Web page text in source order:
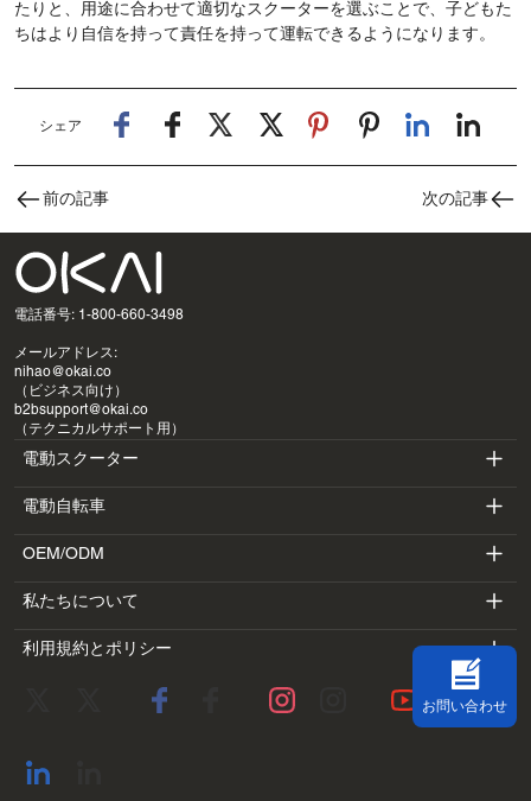
たりと、用途に合わせて適切なスクーターを選ぶことで、子どもた
ちはより自信を持って責任を持って運転できるようになります。
シェア
前の記事 次の記事
電話番号: 1-800-660-3498
メールアドレス:
nihao@okai.co
（ビジネス向け）
b2bsupport@okai.co
（テクニカルサポート用）
電動スクーター
ES400A
ES410
ES600P
電動自転車
EB100B
EB300
EB100B V3
OEM/ODM
SV3
BV5
私たちについて
導入
利用規約とポリシー
お問い合わせ